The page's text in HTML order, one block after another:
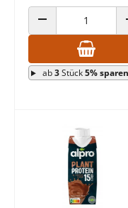
ANZAHL VERRINGERN
ab3Stück5% sparen